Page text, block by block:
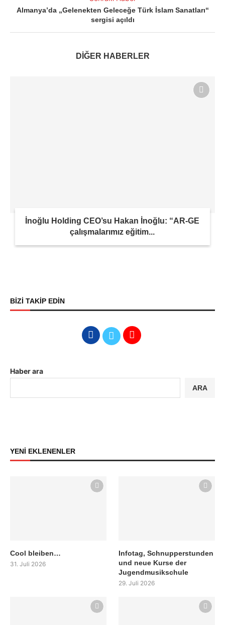
Almanya’da „Gelenekten Geleceğe Türk İslam Sanatları“
sergisi açıldı
DİĞER HABERLER
İnoğlu Holding CEO’su Hakan İnoğlu: “AR-GE
çalışmalarımız eğitim...
BİZİ TAKİP EDİN
Haber ara
ARA
YENİ EKLENENLER
Cool bleiben…
31. Juli 2026
Infotag, Schnupperstunden
und neue Kurse der
Jugendmusikschule
29. Juli 2026